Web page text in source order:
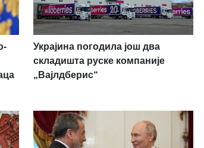
Украјина погодила још два
складишта руске компаније
„Вајлдберис“